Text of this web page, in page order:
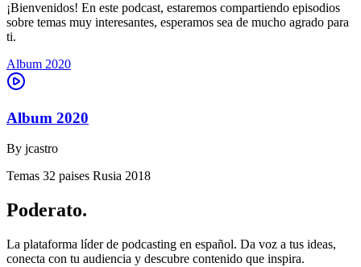
¡Bienvenidos! En este podcast, estaremos compartiendo episodios
sobre temas muy interesantes, esperamos sea de mucho agrado para
ti.
Album 2020
Album 2020
By jcastro
Temas 32 paises Rusia 2018
Poderato.
La plataforma líder de podcasting en español. Da voz a tus ideas,
conecta con tu audiencia y descubre contenido que inspira.